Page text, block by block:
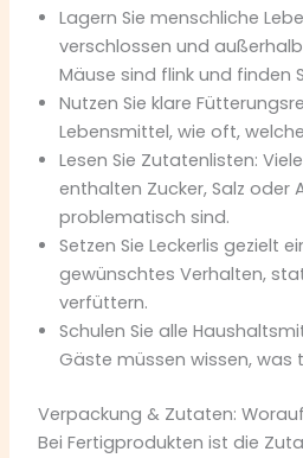
Lagern Sie menschliche
verschlossen und
Mäuse sind flink und finden
Nutzen Sie klare
Lebensmittel, wie oft,
Lesen Sie Zutatenlisten:
enthalten Zucker, Salz oder
problematisch sind.
Setzen Sie Leckerlis gezielt
gewünschtes Verhalten,
verfüttern.
Schulen Sie alle
Gäste müssen wissen, was
Verpackung & Zutaten:
Bei Fertigprodukten ist die